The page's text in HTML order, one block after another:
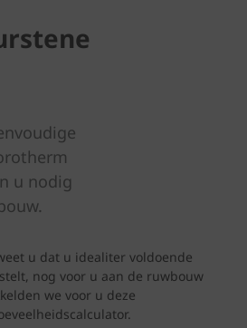
u nodig
u dat u idealiter voldoende
nog voor u aan de ruwbouw
we voor u deze